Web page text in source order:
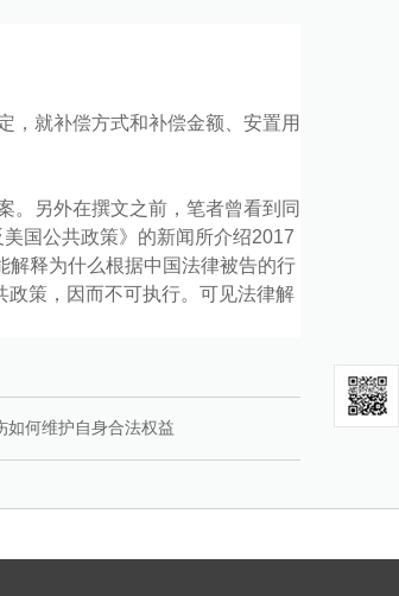
，就补偿方式和补偿金额、安置用
。另外在撰文之前，笔者曾看到同
国公共政策》的新闻所介绍2017
解释为什么根据中国法律被告的行
政策，因而不可执行。可见法律解
如何维护自身合法权益